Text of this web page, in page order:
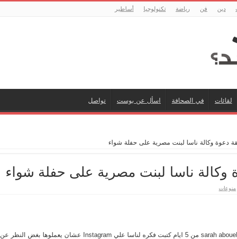
دين فن رياضة تكنولوجيا أساطير
لقائات في الصحافة اسأل عن بوست تواصل
دعوة وكالة ناسا لبنت مصرية على حفلة شواء
وكالة ناسا لبنت مصرية على حفلة شواء
منوعات
في واحده اسمها sarah abouelkhair من 5 ايام كتبت فكره لناسا علي Instagram عشان يعملوها بغض النظر عن